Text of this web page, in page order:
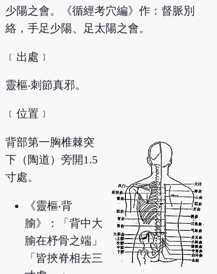
少陽之會。《循經考穴編》作：督脈別
絡，手足少陽、足太陽之會。
﹝出處﹞
靈樞‧刺節真邪。
﹝位置﹞
背部第一胸椎棘突
下（陶道）旁開1.5
寸處。
《靈樞‧背
腧》：「背中大
腧在杼骨之端」
「皆挾脊相去三